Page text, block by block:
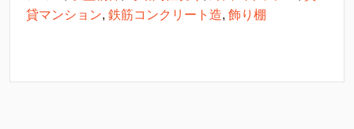
貸マンション, 鉄筋コンクリート造, 飾り棚